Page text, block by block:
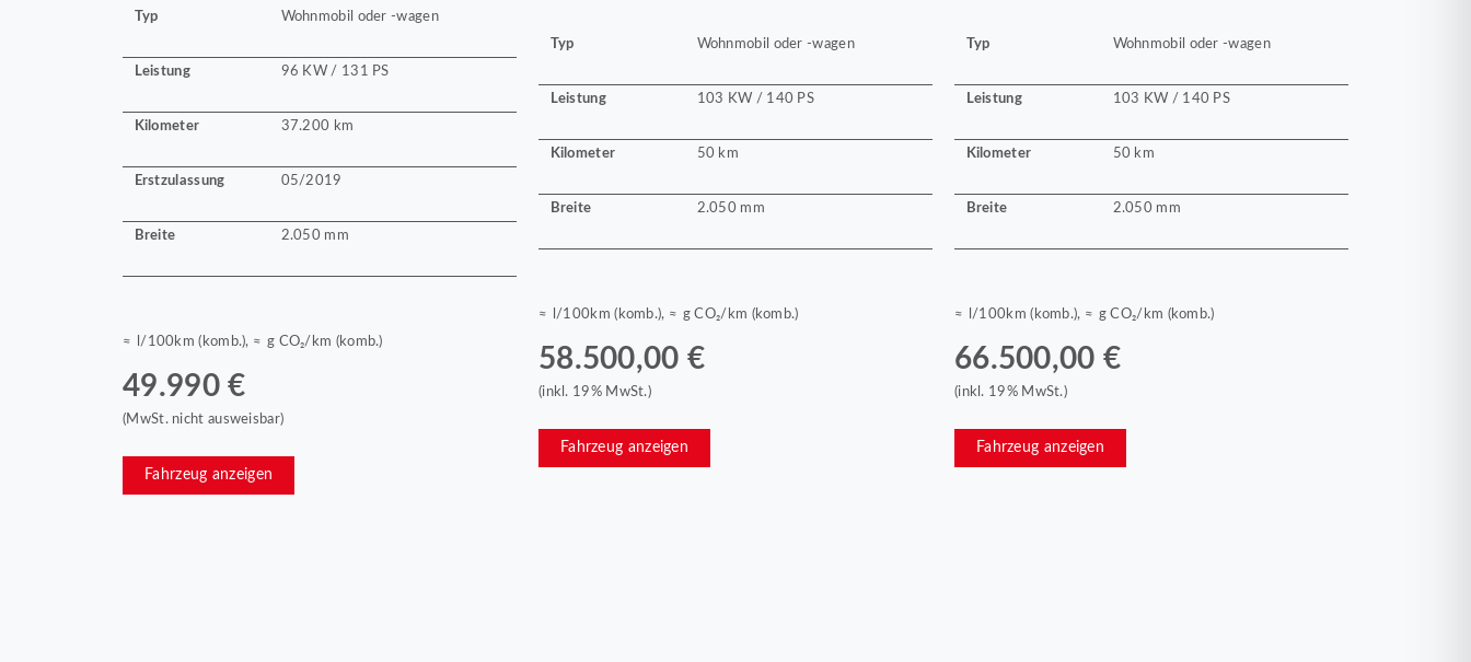
Typ Wohnmobil oder -wagen
Leistung 96 KW / 131 PS
Kilometer 37.200 km
Erstzulassung 05/2019
Breite 2.050 mm
≈ l/100km (komb.), ≈ g CO₂/km (komb.)
49.990 €
(MwSt. nicht ausweisbar)
Fahrzeug anzeigen
Typ Wohnmobil oder -wagen
Leistung 103 KW / 140 PS
Kilometer 50 km
Breite 2.050 mm
≈ l/100km (komb.), ≈ g CO₂/km (komb.)
58.500,00 €
(inkl. 19% MwSt.)
Fahrzeug anzeigen
Typ Wohnmobil oder -wagen
Leistung 103 KW / 140 PS
Kilometer 50 km
Breite 2.050 mm
≈ l/100km (komb.), ≈ g CO₂/km (komb.)
66.500,00 €
(inkl. 19% MwSt.)
Fahrzeug anzeigen